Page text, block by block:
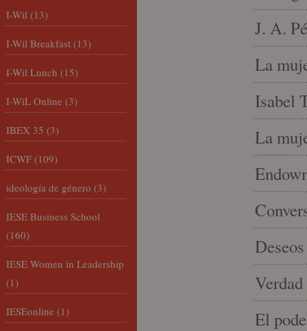
J. A.
La
Isabel
La
El
I-Wil (13)
I-Wil Breakfast (13)
I-Wil Lunch (15)
I-WiL Online (3)
IBEX 35 (3)
ICWF (109)
ideología de género (3)
IESE Business School
(160)
IESE Women in Leadership
(1)
IESEonline (1)